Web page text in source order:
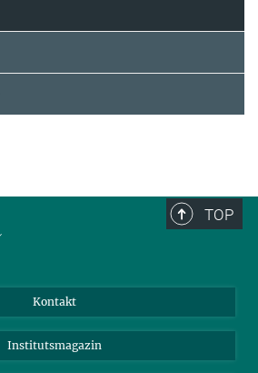
TOP
Kontakt
Institutsmagazin